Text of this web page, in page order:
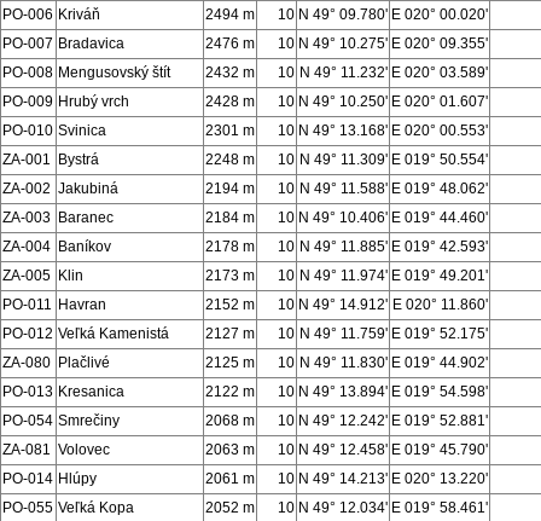
PO-006 Kriváň 2494 m 10 N 49° 09.780' E 020° 00.020'
PO-007 Bradavica 2476 m 10 N 49° 10.275' E 020° 09.355'
PO-008 Mengusovský štít 2432 m 10 N 49° 11.232' E 020° 03.589'
PO-009 Hrubý vrch 2428 m 10 N 49° 10.250' E 020° 01.607'
PO-010 Svinica 2301 m 10 N 49° 13.168' E 020° 00.553'
ZA-001
Bystrá 2248 m 10 N 49° 11.309' E 019° 50.554'
ZA-002 Jakubiná 2194 m 10 N 49° 11.588' E 019° 48.062'
ZA-003 Baranec 2184 m 10 N 49° 10.406' E 019° 44.460'
ZA-004 Baníkov 2178 m 10 N 49° 11.885' E 019° 42.593'
ZA-005 Klin 2173 m 10 N 49° 11.974' E 019° 49.201'
PO-011 Havran 2152 m 10 N 49° 14.912' E 020° 11.860'
PO-012 Veľká Kamenistá 2127 m 10 N 49° 11.759' E 019° 52.175'
ZA-080 Plačlivé 2125 m 10 N 49° 11.830' E 019° 44.902'
PO-013 Kresanica 2122 m 10 N 49° 13.894' E 019° 54.598'
PO-054 Smrečiny 2068 m 10 N 49° 12.242' E 019° 52.881'
ZA-081 Volovec 2063 m 10 N 49° 12.458' E 019° 45.790'
PO-014 Hlúpy 2061 m 10 N 49° 14.213' E 020° 13.220'
PO-055 Veľká Kopa 2052 m 10 N 49° 12.034' E 019° 58.461'